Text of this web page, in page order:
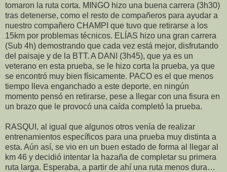
tomaron la ruta corta. MINGO hizo una buena carrera (3h30)
tras detenerse, como el resto de compañeros para ayudar a
nuestro compañero CHAMPI que tuvo que retirarse a los
15km por problemas técnicos. ELÍAS hizo una gran carrera
(Sub 4h) demostrando que cada vez está mejor, disfrutando
del paisaje y de la BTT. A DANI (3h45), que ya es un
veterano en esta prueba, se le hizo corta la prueba, ya que
se encontró muy bien físicamente. PACO es el que menos
tiempo lleva enganchado a este deporte, en ningún
momento pensó en retirarse, pese a llegar con una fisura en
un brazo que le provocó una caída completó la prueba.
RASQUI, al igual que algunos otros venía de realizar
entrenamientos específicos para una prueba muy distinta a
esta. Aún así, se vio en un buen estado de forma al llegar al
km 46 y decidió intentar la hazaña de completar su primera
ruta larga. Esperaba, a partir de ahí una ruta menos dura…